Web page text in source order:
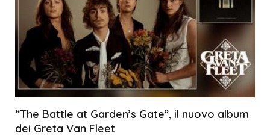
“The Battle at Garden’s Gate”, il nuovo album
dei Greta Van Fleet